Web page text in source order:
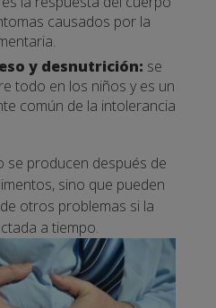
causados por la
y desnutrición: se
todo en los niños y es un
común de la intolerancia
se producen después de
sino que pueden
otros problemas si la
a tiempo.